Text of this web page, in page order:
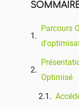
Parcours
Optimisé